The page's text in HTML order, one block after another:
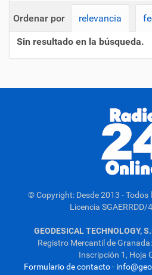
Ordenar por relevancia
Sin resultado en la búsqueda.
© Copyright: Desde 2013 - Todos
Licencia
GEODESICAL TECHNOLOGY,
Registro Mercantil de
Inscripción 1, Hoja
Formulario de contacto-